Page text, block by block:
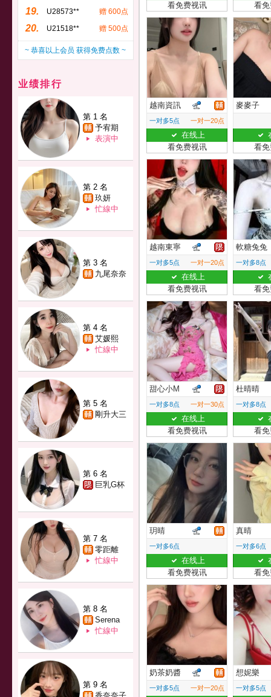
19. U28573** 赠 600点
20. U21518** 赠 500点
~ 恭喜以上会员 获得免费点数 ~
业绩排行
第 1 名
予宥期
表演中
第 2 名
玖妍
忙線中
第 3 名
九尾奈奈
第 4 名
艾媛熙
忙線中
第 5 名
剛升大三
第 6 名
巨乳G杯
第 7 名
零距離
忙線中
第 8 名
Serena
忙線中
第 9 名
看免费视讯
看
越南資訊
一对多5点 一对一20点
在线上
看免费视讯
麥麥子
看
越南東寧
一对多5点 一对一20点
在线上
看免费视讯
軟糖兔兔
一对多8点
看
甜心小M
一对多8点 一对一30点
在线上
看免费视讯
杜晴晴
一对多8点
看
玥晴
一对多6点
在线上
看免费视讯
真晴
一对多6点
看
奶茶奶醬
一对多5点 一对一20点
想妮樂
一对多5点